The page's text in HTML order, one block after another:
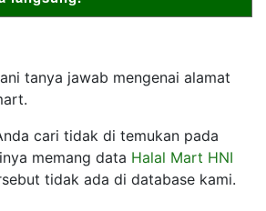
tanya jawab mengenai alamat
cari tidak di temukan pada
memang data Halal Mart HNI
tidak ada di database kami.